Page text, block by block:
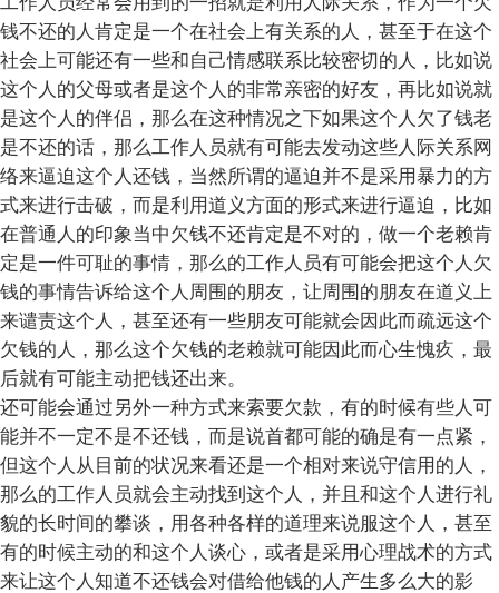
钱不还的人肯定是一个在社会上有关系的人，甚至于在这个
社会上可能还有一些和自己情感联系比较密切的人，比如说
这个人的父母或者是这个人的非常亲密的好友，再比如说就
是这个人的伴侣，那么在这种情况之下如果这个人欠了钱老
是不还的话，那么工作人员就有可能去发动这些人际关系网
络来逼迫这个人还钱，当然所谓的逼迫并不是采用暴力的方
式来进行击破，而是利用道义方面的形式来进行逼迫，比如
在普通人的印象当中欠钱不还肯定是不对的，做一个老赖肯
定是一件可耻的事情，那么的工作人员有可能会把这个人欠
钱的事情告诉给这个人周围的朋友，让周围的朋友在道义上
来谴责这个人，甚至还有一些朋友可能就会因此而疏远这个
欠钱的人，那么这个欠钱的老赖就可能因此而心生愧疚，最
后就有可能主动把钱还出来。
还可能会通过另外一种方式来索要欠款，有的时候有些人可
能并不一定不是不还钱，而是说首都可能的确是有一点紧，
但这个人从目前的状况来看还是一个相对来说守信用的人，
那么的工作人员就会主动找到这个人，并且和这个人进行礼
貌的长时间的攀谈，用各种各样的道理来说服这个人，甚至
有的时候主动的和这个人谈心，或者是采用心理战术的方式
来让这个人知道不还钱会对借给他钱的人产生多么大的影